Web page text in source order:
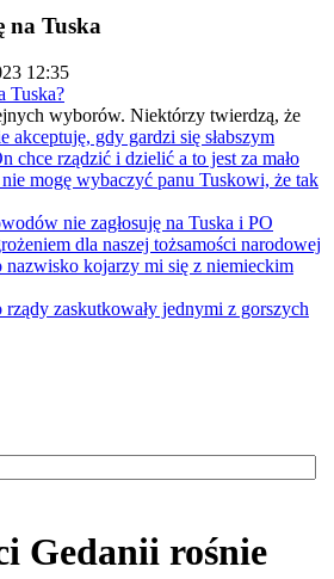
na Tuska
12:35
Tuska?
wyborów. Niektórzy twierdzą, że
akceptuję, gdy gardzi się słabszym
chce rządzić i dzielić a to jest za mało
mogę wybaczyć panu Tuskowi, że tak
nie zagłosuję na Tuska i PO
dla naszej tożsamości narodowej
kojarzy mi się z niemieckim
zaskutkowały jednymi z gorszych
Gedanii rośnie